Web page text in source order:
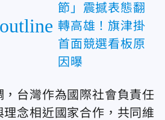
節」震撼表態翻
轉高雄！旗津掛
首面競選看板原
因曝
台灣作為國際社會負責任
念相近國家合作，共同維